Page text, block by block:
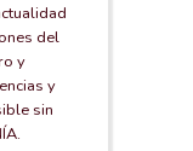
del
y
y
sin